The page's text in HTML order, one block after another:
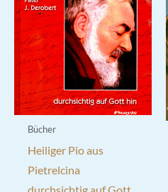
Bücher
Heiliger Pio aus
Pietrelcina